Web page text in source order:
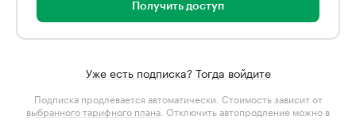
Получить доступ
Уже есть подписка? Тогда войдите
Подписка продлевается автоматически. Стоимость зависит от
выбранного тарифного плана . Отключить автопродление можно в